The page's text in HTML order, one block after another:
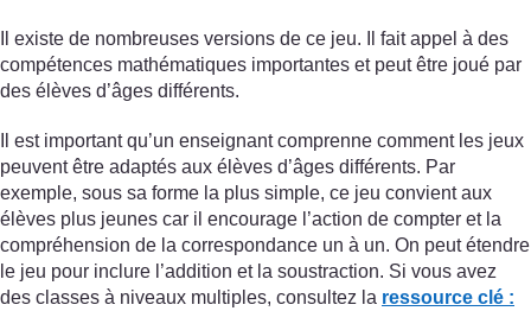
Il existe de nombreuses versions de ce jeu. Il fait appel à des
compétences mathématiques importantes et peut être joué par
des élèves d’âges différents.
Il est important qu’un enseignant comprenne comment les jeux
peuvent être adaptés aux élèves d’âges différents. Par
exemple, sous sa forme la plus simple, ce jeu convient aux
élèves plus jeunes car il encourage l’action de compter et la
compréhension de la correspondance un à un. On peut étendre
le jeu pour inclure l’addition et la soustraction. Si vous avez
des classes à niveaux multiples, consultez la ressource clé :